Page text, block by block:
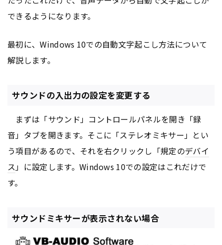
できるようになります。
最初に、Windows 10での自動文字起こし方法について
解説します。
サウンドの入出力の設定を変更する
まずは「サウンド」コントロールパネルを開き「録
音」タブを開きます。そこに「ステレオミキサー」とい
う項目があるので、それを右クリックし「規定のデバイ
ス」に設定します。Windows 10での設定はこれだけで
す。
サウンドミキサーが表示されない場合